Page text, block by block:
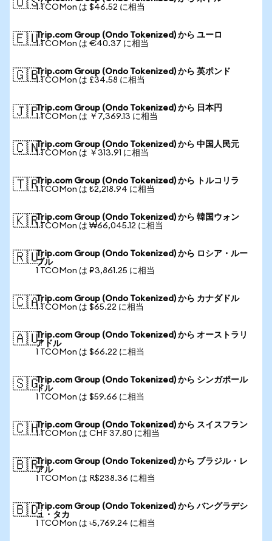
🇺🇸1 TCOMon は $46.52 に相当
🇪🇺Trip.com Group (Ondo Tokenized) から ユーロ
1 TCOMon は €40.37 に相当
🇬🇧Trip.com Group (Ondo Tokenized) から 英ポンド
1 TCOMon は £34.58 に相当
🇯🇵Trip.com Group (Ondo Tokenized) から 日本円
1 TCOMon は ￥7,369.13 に相当
🇨🇳Trip.com Group (Ondo Tokenized) から 中国人民元
1 TCOMon は ￥313.91 に相当
🇹🇷Trip.com Group (Ondo Tokenized) から トルコリラ
1 TCOMon は ₺2,218.94 に相当
🇰🇷Trip.com Group (Ondo Tokenized) から 韓国ウォン
1 TCOMon は ₩66,045.12 に相当
🇷🇺Trip.com Group (Ondo Tokenized) から ロシア・ルー
ブル
1 TCOMon は ₽3,861.25 に相当
🇨🇦Trip.com Group (Ondo Tokenized) から カナダドル
1 TCOMon は $65.22 に相当
🇦🇺Trip.com Group (Ondo Tokenized) から オーストラリ
アドル
1 TCOMon は $66.22 に相当
🇸🇬Trip.com Group (Ondo Tokenized) から シンガポール
ドル
1 TCOMon は $59.66 に相当
🇨🇭Trip.com Group (Ondo Tokenized) から スイスフラン
1 TCOMon は CHF 37.80 に相当
🇧🇷Trip.com Group (Ondo Tokenized) から ブラジル・レ
アル
1 TCOMon は R$238.36 に相当
🇧🇩Trip.com Group (Ondo Tokenized) から バングラデシ
ュ・タカ
1 TCOMon は ৳5,769.24 に相当